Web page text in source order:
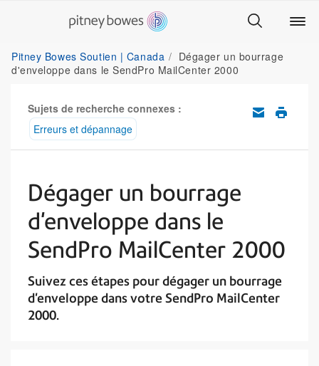
Pitney Bowes Soutien | Canada
Dégager un bourrage
d'enveloppe dans le SendPro MailCenter 2000
Sujets de recherche connexes :
Erreurs et dépannage
Dégager un bourrage
d'enveloppe dans le
SendPro MailCenter 2000
Suivez ces étapes pour dégager un bourrage
d'enveloppe dans votre SendPro MailCenter
2000.